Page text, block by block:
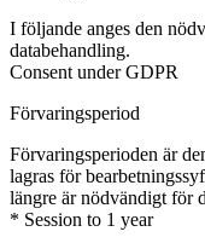
I följande anges den
databehandling.
Consent under GDPR
Förvaringsperiod
Förvaringsperioden är
lagras för
längre är nödvändigt för
* Session to 1 year